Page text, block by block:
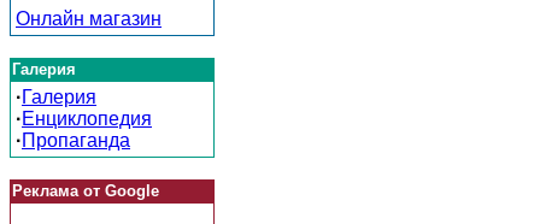
Онлайн магазин
Галерия
·Галерия
·Енциклопедия
·Пропаганда
Реклама от Google